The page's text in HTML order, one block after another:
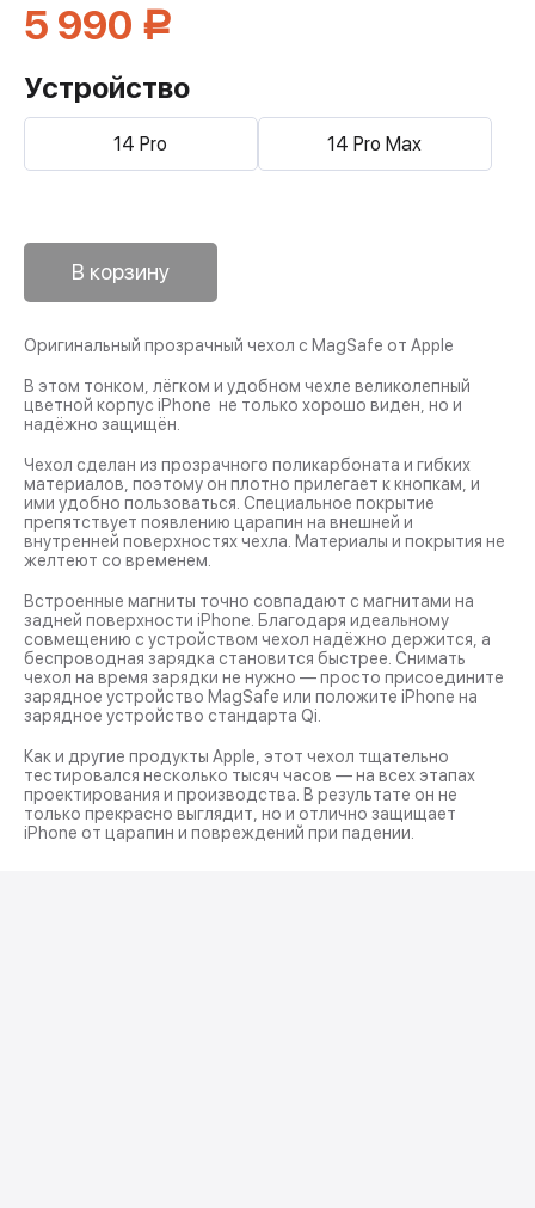
5 990 Р
Устройство
14 Pro 14 Pro Max
В корзину
Оригинальный прозрачный чехол с MagSafe от Apple
В этом тонком, лёгком и удобном чехле великолепный
цветной корпус iPhone не только хорошо виден, но и
надёжно защищён.
Чехол сделан из прозрачного поликарбоната и гибких
материалов, поэтому он плотно прилегает к кнопкам, и
ими удобно пользоваться. Специальное покрытие
препятствует появлению царапин на внешней и
внутренней поверхностях чехла. Материалы и покрытия не
желтеют со временем.
Встроенные магниты точно совпадают с магнитами на
задней поверхности iPhone. Благодаря идеальному
совмещению с устройством чехол надёжно держится, а
беспроводная зарядка становится быстрее. Снимать
чехол на время зарядки не нужно — просто присоедините
зарядное устройство MagSafe или положите iPhone на
зарядное устройство стандарта Qi.
Как и другие продукты Apple, этот чехол тщательно
тестировался несколько тысяч часов — на всех этапах
проектирования и производства. В результате он не
только прекрасно выглядит, но и отлично защищает
iPhone от царапин и повреждений при падении.